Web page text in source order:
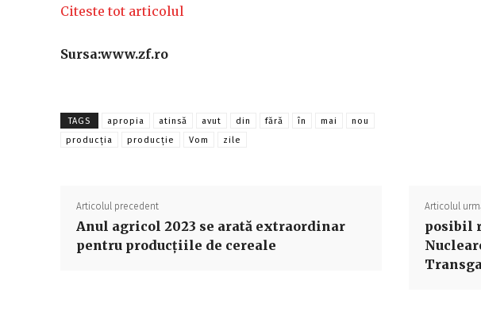
Citeste tot articolul
Sursa:www.zf.ro
TAGS apropia atinsă avut din fără în mai
nou
producția
producţie Vom zile
Articolul precedent
Anul agricol 2023 se arată extraordinar
pentru producţiile de cereale
Articolul
posibil